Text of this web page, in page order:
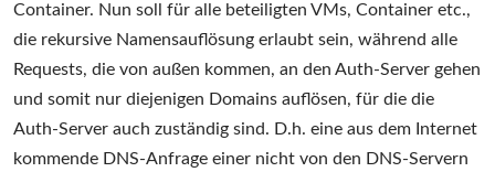
Container. Nun soll für alle beteiligten VMs, Container etc.,
die rekursive Namensauflösung erlaubt sein, während alle
Requests, die von außen kommen, an den Auth-Server gehen
und somit nur diejenigen Domains auflösen, für die die
Auth-Server auch zuständig sind. D.h. eine aus dem Internet
kommende DNS-Anfrage einer nicht von den DNS-Servern